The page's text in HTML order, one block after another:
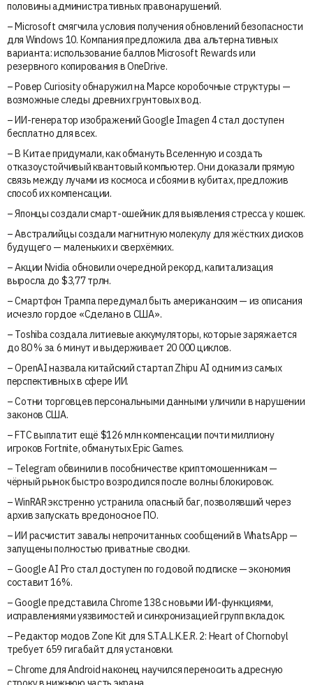
половины административных правонарушений.
– Microsoft смягчила условия получения обновлений безопасности
для Windows 10. Компания предложила два альтернативных
варианта: использование баллов Microsoft Rewards или
резервного копирования в OneDrive.
– Ровер Curiosity обнаружил на Марсе коробочные структуры —
возможные следы древних грунтовых вод.
– ИИ-генератор изображений Google Imagen 4 стал доступен
бесплатно для всех.
– В Китае придумали, как обмануть Вселенную и создать
отказоустойчивый квантовый компьютер. Они доказали прямую
связь между лучами из космоса и сбоями в кубитах, предложив
способ их компенсации.
– Японцы создали смарт-ошейник для выявления стресса у кошек.
– Австралийцы создали магнитную молекулу для жёстких дисков
будущего — маленьких и сверхёмких.
– Акции Nvidia обновили очередной рекорд, капитализация
выросла до $3,77 трлн.
– Смартфон Трампа передумал быть американским — из описания
исчезло гордое «Сделано в США».
– Toshiba создала литиевые аккумуляторы, которые заряжается
до 80 % за 6 минут и выдерживает 20 000 циклов.
– OpenAI назвала китайский стартап Zhipu AI одним из самых
перспективных в сфере ИИ.
– Сотни торговцев персональными данными уличили в нарушении
законов США.
– FTC выплатит ещё $126 млн компенсации почти миллиону
игроков Fortnite, обманутых Epic Games.
– Telegram обвинили в пособничестве криптомошенникам —
чёрный рынок быстро возродился после волны блокировок.
– WinRAR экстренно устранила опасный баг, позволявший через
архив запускать вредоносное ПО.
– ИИ расчистит завалы непрочитанных сообщений в WhatsApp —
запущены полностью приватные сводки.
– Google AI Pro стал доступен по годовой подписке — экономия
составит 16%.
– Google представила Chrome 138 с новыми ИИ-функциями,
исправлениями уязвимостей и синхронизацией групп вкладок.
– Редактор модов Zone Kit для S.T.A.L.K.E.R. 2: Heart of Chornobyl
требует 659 гигабайт для установки.
– Chrome для Android наконец научился переносить адресную